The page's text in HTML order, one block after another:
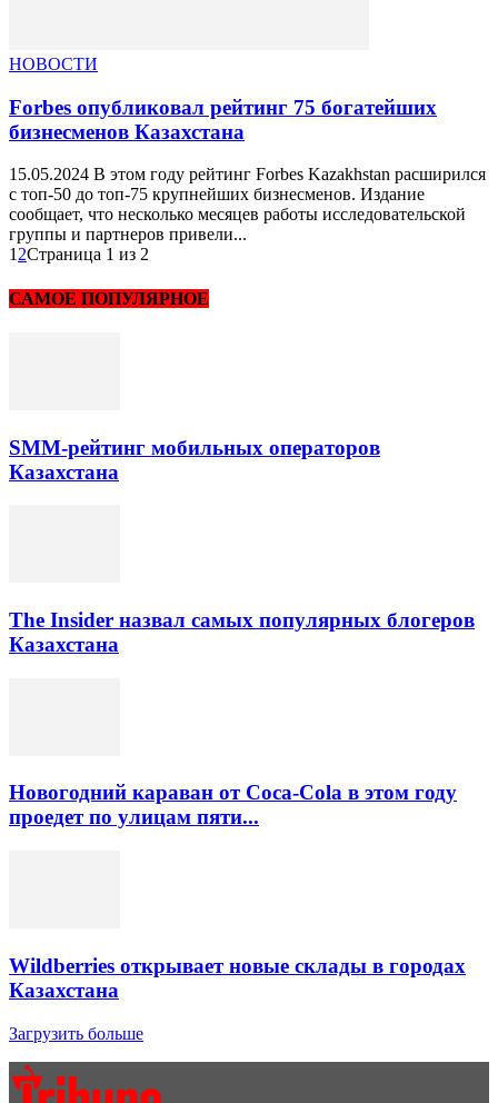
НОВОСТИ
Forbes опубликовал рейтинг 75 богатейших
бизнесменов Казахстана
15.05.2024 В этом году рейтинг Forbes Kazakhstan расширился
с топ-50 до топ-75 крупнейших бизнесменов. Издание
сообщает, что несколько месяцев работы исследовательской
группы и партнеров привели...
1 2Страница 1 из 2
САМОЕ ПОПУЛЯРНОЕ
SMM-рейтинг мобильных операторов
Казахстана
The Insider назвал самых популярных блогеров
Казахстана
Новогодний караван от Coca-Cola в этом году
проедет по улицам пяти...
Wildberries открывает новые склады в городах
Казахстана
Загрузить больше